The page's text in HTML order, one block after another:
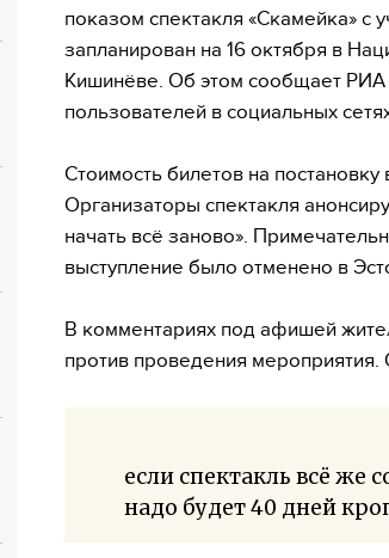
показом спектакля «Скамейка» с
запланирован на 16 октября в
Кишинёве. Об этом сообщает РИА
пользователей в социальных
Стоимость билетов на постановку
Организаторы спектакля
начать всё заново».
выступление было отменено в
В комментариях под афишей
против проведения
если спектакль всё же
надо будет 40 дней